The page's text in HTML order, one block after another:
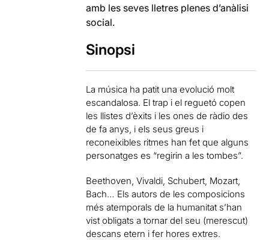
amb les seves lletres plenes d’anàlisi
social.
Sinopsi
La música ha patit una evolució molt
escandalosa. El trap i el reguetó copen
les llistes d’èxits i les ones de ràdio des
de fa anys, i els seus greus i
reconeixibles ritmes han fet que alguns
personatges es “regirin a les tombes”.
Beethoven, Vivaldi, Schubert, Mozart,
Bach… Els autors de les composicions
més atemporals de la humanitat s’han
vist obligats a tornar del seu (merescut)
descans etern i fer hores extres.